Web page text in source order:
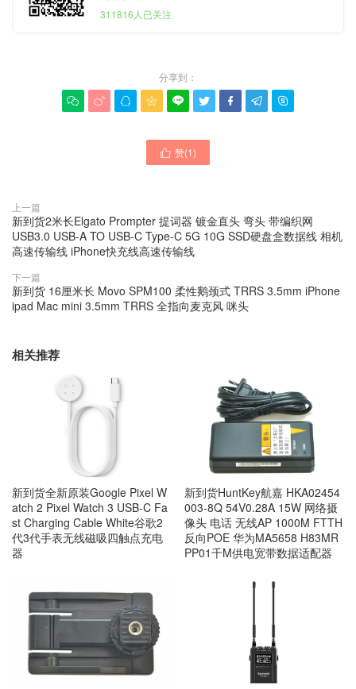
311816人已关注
分享到：
        
 赞(1)
上一篇
新到货2米长Elgato Prompter 提词器 镀金直头 弯头 带编织网
USB3.0 USB-A TO USB-C Type-C 5G 10G SSD硬盘盒数据线 相机
高速传输线 iPhone快充线高速传输线
下一篇
新到货 16厘米长 Movo SPM100 柔性鹅颈式 TRRS 3.5mm iPhone
ipad Mac mini 3.5mm TRRS 全指向麦克风 咪头
相关推荐
新到货全新原装Google Pixel W
atch 2 Pixel Watch 3 USB-C Fa
st Charging Cable White谷歌2
代3代手表无线磁吸四触点充电
器
新到货HuntKey航嘉 HKA02454
003-8Q 54V0.28A 15W 网络摄
像头 电话 无线AP 1000M FTTH
反向POE 华为MA5658 H83MR
PP01千M供电宽带数据适配器